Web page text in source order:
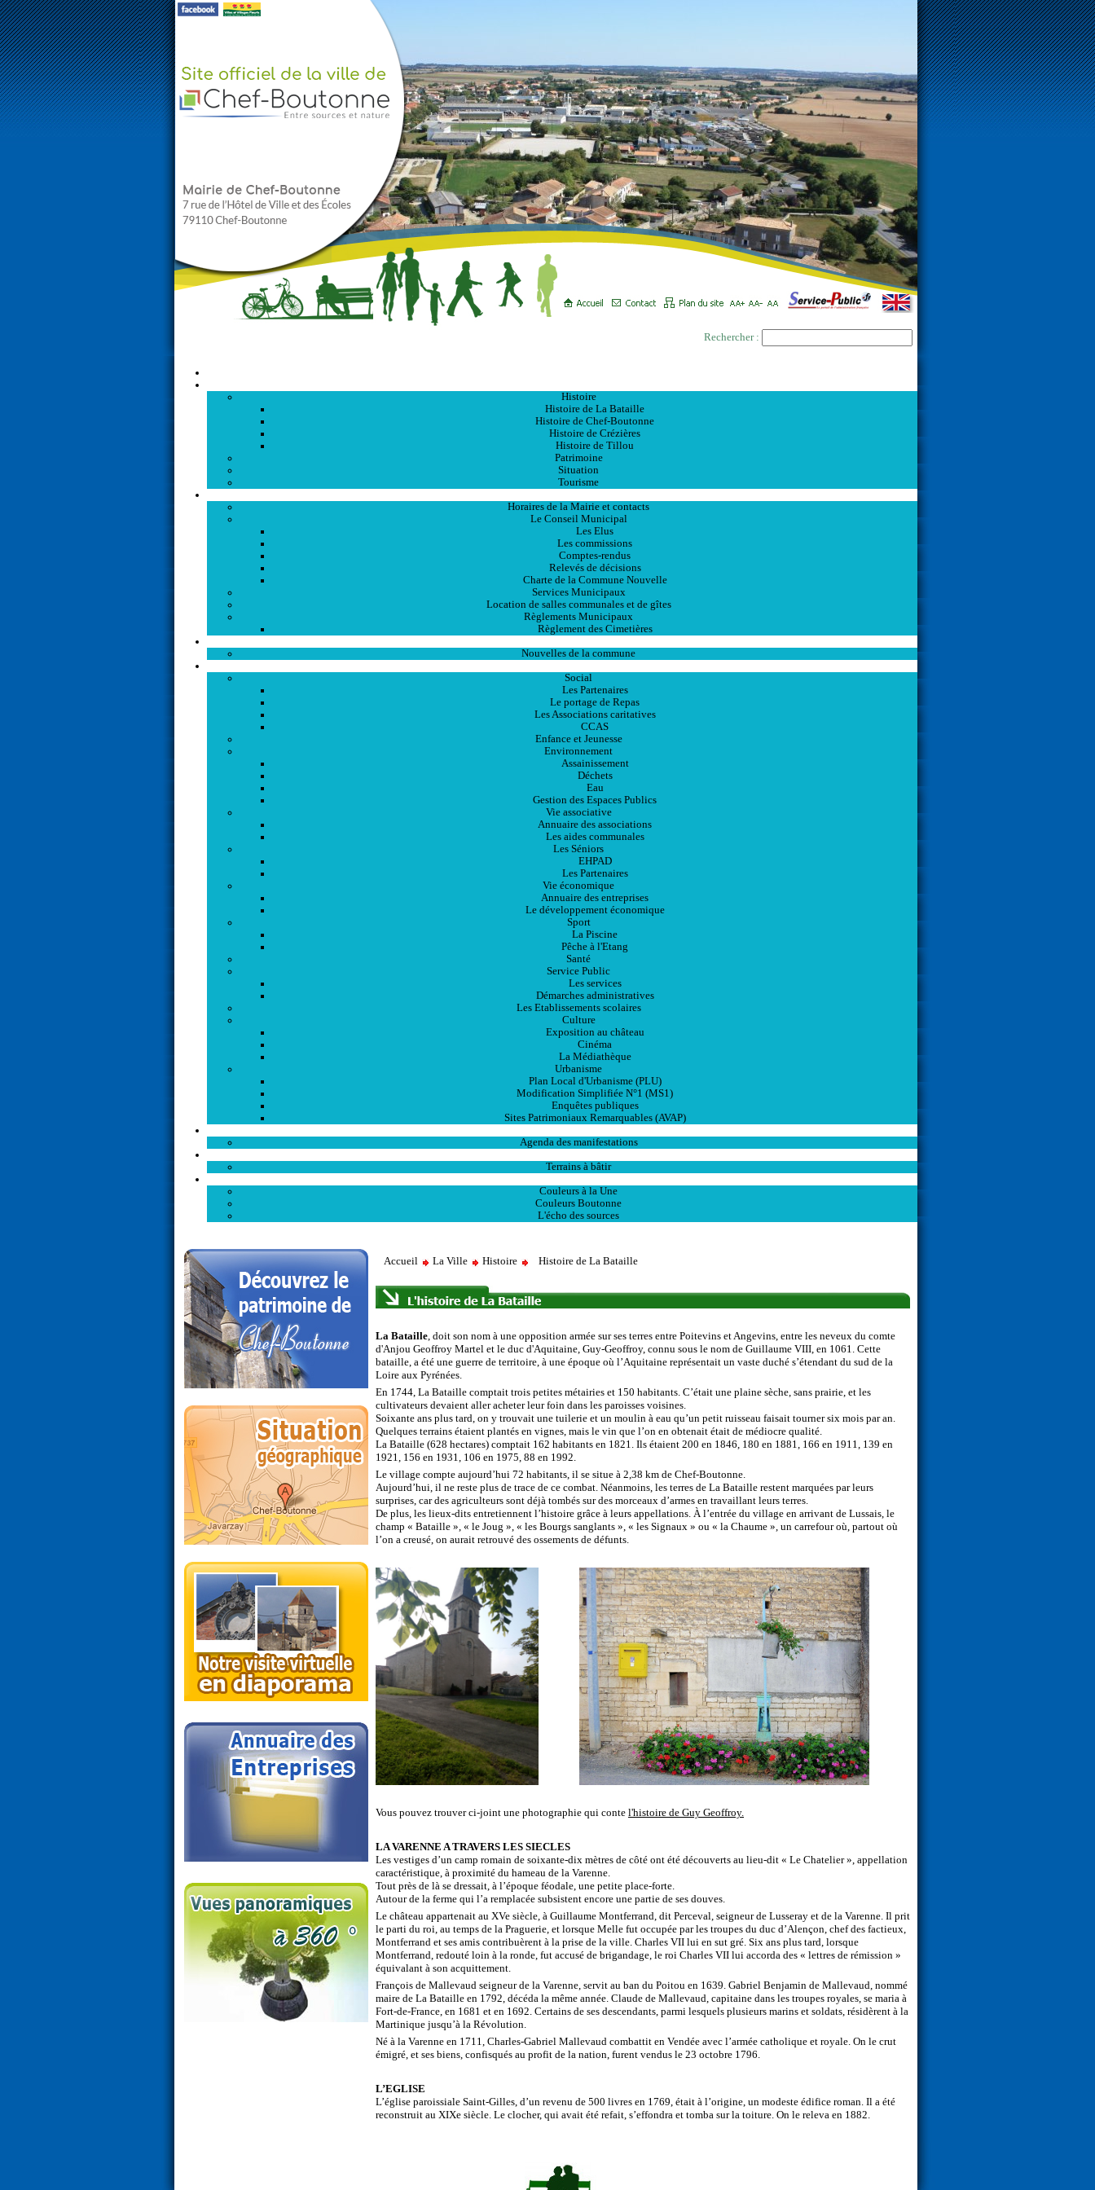
Rechercher :
Histoire
Histoire de La Bataille
Histoire de Chef-Boutonne
Histoire de Crézières
Histoire de Tillou
Patrimoine
Situation
Tourisme
Horaires de la Mairie et contacts
Le Conseil Municipal
Les Elus
Les commissions
Comptes-rendus
Relevés de décisions
Charte de la Commune Nouvelle
Services Municipaux
Location de salles communales et de gîtes
Règlements Municipaux
Règlement des Cimetières
Nouvelles de la commune
Social
Les Partenaires
Le portage de Repas
Les Associations caritatives
CCAS
Enfance et Jeunesse
Environnement
Assainissement
Déchets
Eau
Gestion des Espaces Publics
Vie associative
Annuaire des associations
Les aides communales
Les Séniors
EHPAD
Les Partenaires
Vie économique
Annuaire des entreprises
Le développement économique
Sport
La Piscine
Pêche à l'Etang
Santé
Service Public
Les services
Démarches administratives
Les Etablissements scolaires
Culture
Exposition au château
Cinéma
La Médiathèque
Urbanisme
Plan Local d'Urbanisme (PLU)
Modification Simplifiée N°1 (MS1)
Enquêtes publiques
Sites Patrimoniaux Remarquables (AVAP)
Agenda des manifestations
Terrains à bâtir
Couleurs à la Une
Couleurs Boutonne
L'écho des sources
Accueil La Ville Histoire Histoire de La Bataille
La Bataille, doit son nom à une opposition armée sur ses terres entre Poitevins et Angevins, entre les neveux du comte
d'Anjou Geoffroy Martel et le duc d'Aquitaine, Guy-Geoffroy, connu sous le nom de Guillaume VIII, en 1061. Cette
bataille, a été une guerre de territoire, à une époque où l’Aquitaine représentait un vaste duché s’étendant du sud de la
Loire aux Pyrénées.
En 1744, La Bataille comptait trois petites métairies et 150 habitants. C’était une plaine sèche, sans prairie, et les
cultivateurs devaient aller acheter leur foin dans les paroisses voisines.
Soixante ans plus tard, on y trouvait une tuilerie et un moulin à eau qu’un petit ruisseau faisait tourner six mois par an.
Quelques terrains étaient plantés en vignes, mais le vin que l’on en obtenait était de médiocre qualité.
La Bataille (628 hectares) comptait 162 habitants en 1821. Ils étaient 200 en 1846, 180 en 1881, 166 en 1911, 139 en
1921, 156 en 1931, 106 en 1975, 88 en 1992.
Le village compte aujourd’hui 72 habitants, il se situe à 2,38 km de Chef-Boutonne.
Aujourd’hui, il ne reste plus de trace de ce combat. Néanmoins, les terres de La Bataille restent marquées par leurs
surprises, car des agriculteurs sont déjà tombés sur des morceaux d’armes en travaillant leurs terres.
De plus, les lieux-dits entretiennent l’histoire grâce à leurs appellations. À l’entrée du village en arrivant de Lussais, le
champ « Bataille », « le Joug », « les Bourgs sanglants », « les Signaux » ou « la Chaume », un carrefour où, partout où
l’on a creusé, on aurait retrouvé des ossements de défunts.
Vous pouvez trouver ci-joint une photographie qui conte l'histoire de Guy Geoffroy.
LA VARENNE A TRAVERS LES SIECLES
Les vestiges d’un camp romain de soixante-dix mètres de côté ont été découverts au lieu-dit « Le Chatelier », appellation
caractéristique, à proximité du hameau de la Varenne.
Tout près de là se dressait, à l’époque féodale, une petite place-forte.
Autour de la ferme qui l’a remplacée subsistent encore une partie de ses douves.
Le château appartenait au XVe siècle, à Guillaume Montferrand, dit Perceval, seigneur de Lusseray et de la Varenne. Il prit
le parti du roi, au temps de la Praguerie, et lorsque Melle fut occupée par les troupes du duc d’Alençon, chef des factieux,
Montferrand et ses amis contribuèrent à la prise de la ville. Charles VII lui en sut gré. Six ans plus tard, lorsque
Montferrand, redouté loin à la ronde, fut accusé de brigandage, le roi Charles VII lui accorda des « lettres de rémission »
équivalant à son acquittement.
François de Mallevaud seigneur de la Varenne, servit au ban du Poitou en 1639. Gabriel Benjamin de Mallevaud, nommé
maire de La Bataille en 1792, décéda la même année. Claude de Mallevaud, capitaine dans les troupes royales, se maria à
Fort-de-France, en 1681 et en 1692. Certains de ses descendants, parmi lesquels plusieurs marins et soldats, résidèrent à la
Martinique jusqu’à la Révolution.
Né à la Varenne en 1711, Charles-Gabriel Mallevaud combattit en Vendée avec l’armée catholique et royale. On le crut
émigré, et ses biens, confisqués au profit de la nation, furent vendus le 23 octobre 1796.
L’EGLISE
L’église paroissiale Saint-Gilles, d’un revenu de 500 livres en 1769, était à l’origine, un modeste édifice roman. Il a été
reconstruit au XIXe siècle. Le clocher, qui avait été refait, s’effondra et tomba sur la toiture. On le releva en 1882.